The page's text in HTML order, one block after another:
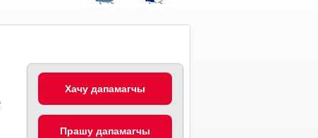
Хачу дапамагчы
Прашу дапамагчы